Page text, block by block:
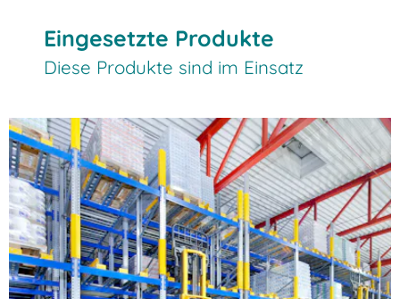
Eingesetzte Produkte
Diese Produkte sind im Einsatz